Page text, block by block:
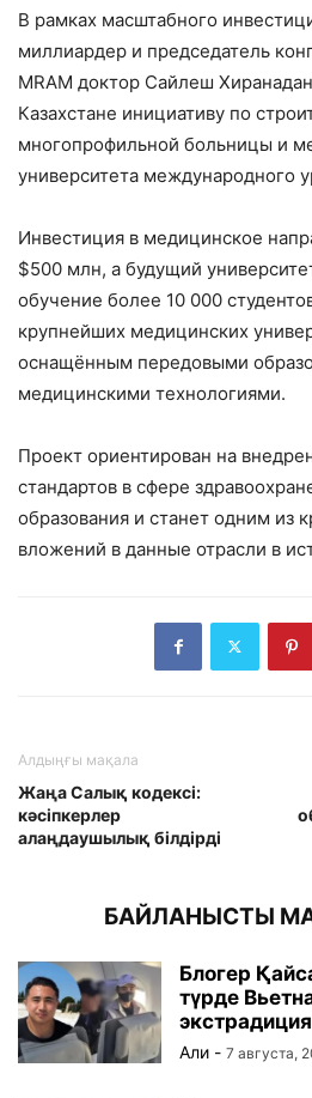
В рамках масштабного
миллиардер и председатель
MRAM доктор Сайлеш
Казахстане инициативу по
многопрофильной больницы и
университета международного
Инвестиция в медицинское
$500 млн, а будущий
обучение более 10 000
крупнейших медицинских
оснащённым передовыми
медицинскими технологиями.
Проект ориентирован на
стандартов в сфере
образования и станет одним из
вложений в данные отрасли в
Алдыңғы мақала
Жаңа Салық кодексі:
кәсіпкерлер
алаңдаушылық білдірді
БАЙЛАНЫСТЫ
Блогер
түрде
Али - 7 августа,